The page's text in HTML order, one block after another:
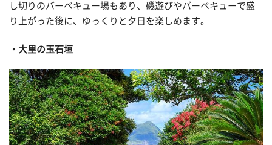
し切りのバーベキュー場もあり、磯遊びやバーベキューで盛
り上がった後に、ゆっくりと夕日を楽しめます。
大里の玉石垣